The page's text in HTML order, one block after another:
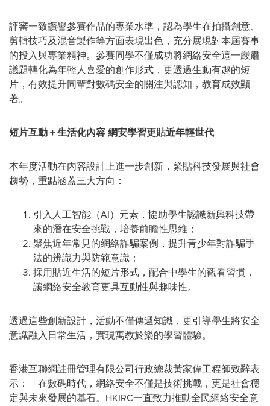
評審一致讚譽參賽作品的專業水準，認為學生在拍攝創意、
剪輯技巧及混音製作等方面表現出色，充分展現對本屆賽事
的投入與專業精神。參賽同學不僅成功將網絡安全這一嚴肅
議題轉化為年輕人喜愛的創作形式，更透過生動有趣的短
片，有效提升同輩對數碼安全的關注與認知，教育成效顯
著。
短片互動＋生活化內容 網安學習更貼近年輕世代
本年度活動在內容設計上進一步創新，緊貼科技發展與社會
趨勢，重點涵蓋三大方向：
引入人工智能（AI）元素，協助學生認識新興科技帶
來的潛在安全挑戰，培養前瞻性思維；
聚焦近年常見的網絡詐騙案例，提升青少年對詐騙手
法的辨識力與防範意識；
採用貼近生活的短片形式，配合中學生的觀看習慣，
讓網絡安全教育更具互動性與趣味性。
透過這些創新設計，活動不僅傳遞知識，更引導學生將安全
意識融入日常生活，實現寓教於樂的學習體驗。
香港互聯網註冊管理有限公司行政總裁黃家偉工程師致辭表
示：「在數碼時代，網絡安全不僅是技術挑戰，更是社會穩
定與未來發展的基石。HKIRC一直致力推動全民網絡安全意